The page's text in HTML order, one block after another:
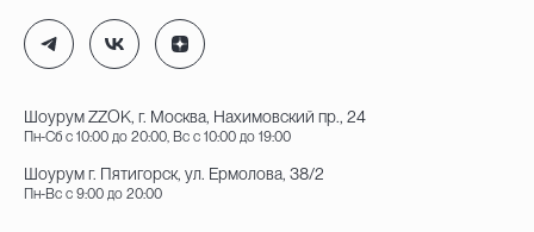
Шоурум ZZOK, г. Москва, Нахимовский пр., 24
Пн-Сб с 10:00 до 20:00, Вс с 10:00 до 19:00
Шоурум г. Пятигорск, ул. Ермолова, 38/2
Пн-Вс с 9:00 до 20:00